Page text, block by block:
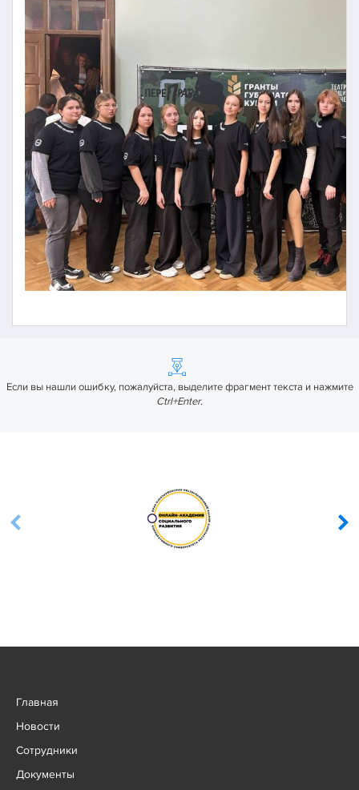
Если вы нашли ошибку, пожалуйста, выделите фрагмент текста и нажмите
Ctrl+Enter.
Главная
Новости
Сотрудники
Документы